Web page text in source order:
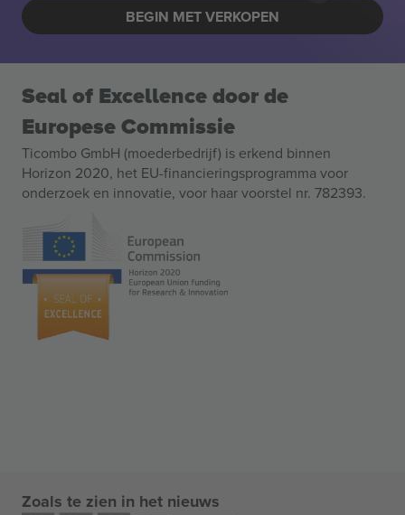
BEGIN MET VERKOPEN
Seal of Excellence door de
Europese Commissie
Ticombo GmbH (moederbedrijf) is erkend binnen
Horizon 2020, het EU-financieringsprogramma voor
onderzoek en innovatie, voor haar voorstel nr. 782393.
Zoals te zien in het nieuws